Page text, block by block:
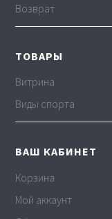
Возврат
ТОВАРЫ
Витрина
Виды спорта
ВАШ КАБИНЕТ
Корзина
Мой аккаунт